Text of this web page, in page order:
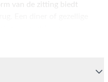
van de zitting biedt